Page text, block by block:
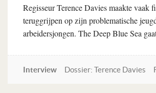
Regisseur Terence Davies maakte vaak
teruggrijpen op zijn problematische
arbeidersjongen. The Deep Blue Sea
Interview Dossier: Terence Davies